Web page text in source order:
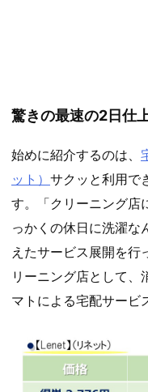
驚きの最速の2日仕
始めに紹介するのは、
ット） サクッと利用で
す。「クリーニング店
っかくの休日に洗濯な
えたサービス展開を行
リーニング店として、
マトによる宅配サービ